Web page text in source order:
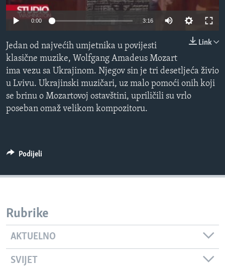
MAGAZIN
O GLASU AMERIKE
Learning English
PRATITE NAS
0:00 3:16
Link
Jedan od najvećih umjetnika u povijesti
klasične muzike, Wolfgang Amadeus Mozart
ima vezu sa Ukrajinom. Njegov sin je tri desetljeća živio
u Lvivu. Ukrajinski muzičari, uz malo pomoći onih koji
se brinu o Mozartovoj ostavštini, upriličili su vrlo
poseban omaž velikom kompozitoru.
Podijeli
Rubrike
AKTUELNO
SVIJET